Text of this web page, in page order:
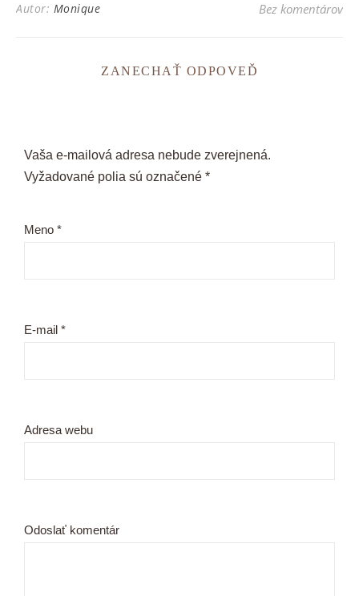
Autor: Monique Bez komentárov
ZANECHAŤ ODPOVEĎ
Vaša e-mailová adresa nebude zverejnená.
Vyžadované polia sú označené *
Meno *
E-mail *
Adresa webu
Odoslať komentár